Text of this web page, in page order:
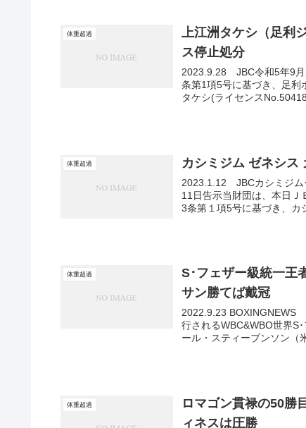
体重超過
上江洲タケシ（足利
ス停止処分
2023.9.28 JBC令和5年9月
条第1項5号に基づき、足利
タケシ(ライセンス
体重超過 カシミジム ゼネシ
2023.1.12 JBCカシミジム
11日告示当財団は、本日
3条第１項5号に基づき、カ
体重超過
S･フェザー級統一王
サン勝てば戴冠
2022.9.23 BOXINGNEWS
行されるWBC&WBO世界S
ール・スティーブンソン（
体重超過
ロマゴン貫禄の50
ィネスは圧勝